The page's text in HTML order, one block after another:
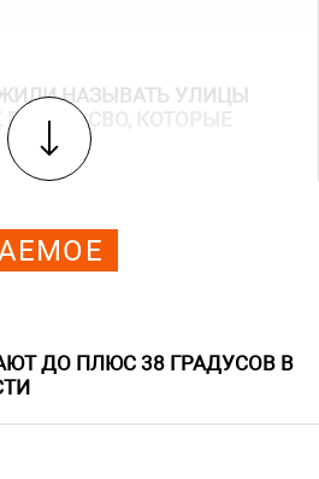
НАЗЫВАТЬ УЛИЦЫ
СВО, КОТОРЫЕ
ДО ПЛЮС 38 ГРАДУСОВ В